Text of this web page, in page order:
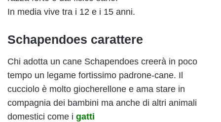
In media vive tra i 12 e i 15 anni.
Schapendoes carattere
Chi adotta un cane Schapendoes creerà in poco
tempo un legame fortissimo padrone-cane. Il
cucciolo è molto giocherellone e ama stare in
compagnia dei bambini ma anche di altri animali
domestici come i gatti